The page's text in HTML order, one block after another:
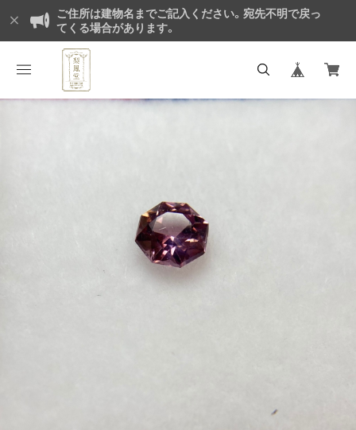
ご住所は建物名までご記入ください。宛先不明で戻っ
てくる場合があります。